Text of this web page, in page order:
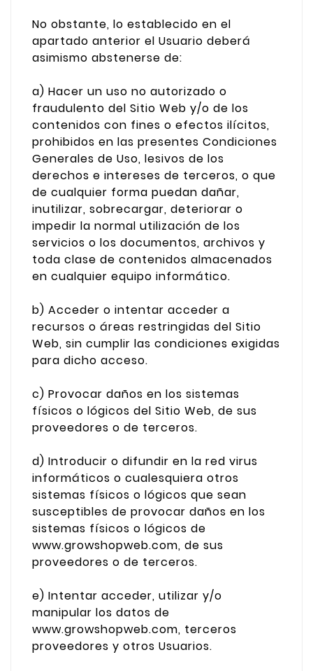
No obstante, lo establecido en el
apartado anterior el Usuario deberá
asimismo abstenerse de:
a) Hacer un uso no autorizado o
fraudulento del Sitio Web y/o de los
contenidos con fines o efectos ilícitos,
prohibidos en las presentes Condiciones
Generales de Uso, lesivos de los
derechos e intereses de terceros, o que
de cualquier forma puedan dañar,
inutilizar, sobrecargar, deteriorar o
impedir la normal utilización de los
servicios o los documentos, archivos y
toda clase de contenidos almacenados
en cualquier equipo informático.
b) Acceder o intentar acceder a
recursos o áreas restringidas del Sitio
Web, sin cumplir las condiciones exigidas
para dicho acceso.
c) Provocar daños en los sistemas
físicos o lógicos del Sitio Web, de sus
proveedores o de terceros.
d) Introducir o difundir en la red virus
informáticos o cualesquiera otros
sistemas físicos o lógicos que sean
susceptibles de provocar daños en los
sistemas físicos o lógicos de
www.growshopweb.com, de sus
proveedores o de terceros.
e) Intentar acceder, utilizar y/o
manipular los datos de
www.growshopweb.com, terceros
proveedores y otros Usuarios.